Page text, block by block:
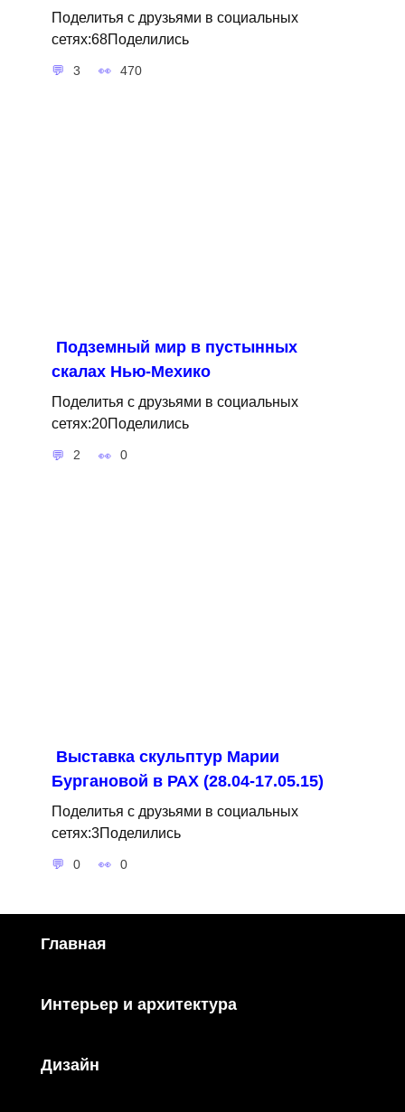
Поделитья с друзьями в социальных
сетях:68Поделились
3 470
Подземный мир в пустынных
скалах Нью-Мехико
Поделитья с друзьями в социальных
сетях:20Поделились
2 0
Выставка скульптур Марии
Бургановой в РАХ (28.04-17.05.15)
Поделитья с друзьями в социальных
сетях:3Поделились
0 0
Главная
Интерьер и архитектура
Дизайн